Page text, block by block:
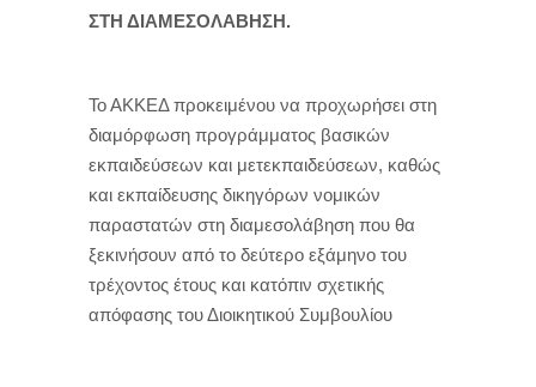
ΣΤΗ ΔΙΑΜΕΣΟΛΑΒΗΣΗ.
Το ΑΚΚΕΔ προκειμένου να προχωρήσει στη
διαμόρφωση προγράμματος βασικών
εκπαιδεύσεων και μετεκπαιδεύσεων, καθώς
και εκπαίδευσης δικηγόρων νομικών
παραστατών στη διαμεσολάβηση που θα
ξεκινήσουν από το δεύτερο εξάμηνο του
τρέχοντος έτους και κατόπιν σχετικής
απόφασης του Διοικητικού Συμβουλίου